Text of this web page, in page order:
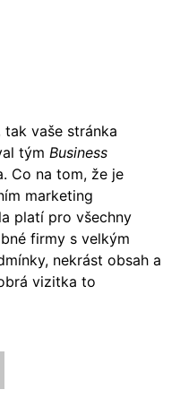
tak vaše stránka
tým Business
Co na tom, že je
marketing
platí pro všechny
firmy s velkým
nekrást obsah a
vizitka to